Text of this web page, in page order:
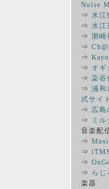
Noise
⇒ 水江
⇒ 水江
⇒ 潮崎
⇒
⇒
⇒ オギ
⇒ 染
⇒ 浦和
式サイト
⇒ 広島
⇒
ミ
音楽配
⇒
⇒
⇒
⇒ らじ
楽器